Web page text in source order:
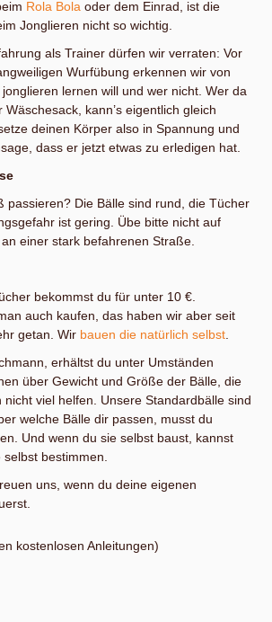
Rola Bola oder dem Einrad, ist die
Jonglieren nicht so wichtig.
als Trainer dürfen wir verraten: Vor
Wurfübung erkennen wir von
lernen will und wer nicht. Wer da
kann’s eigentlich gleich
deinen Körper also in Spannung und
dass er jetzt etwas zu erledigen hat.
passieren? Die Bälle sind rund, die Tücher
ist gering. Übe bitte nicht auf
einer stark befahrenen Straße.
bekommst du für unter 10 €.
auch kaufen, das haben wir aber seit
getan. Wir bauen die natürlich selbst
erhältst du unter Umständen
über Gewicht und Größe der Bälle, die
nicht viel helfen. Unsere Standardbälle sind
welche Bälle dir passen, musst du
Und wenn du sie selbst baust, kannst
bestimmen.
uns, wenn du deine eigenen
kostenlosen Anleitungen)